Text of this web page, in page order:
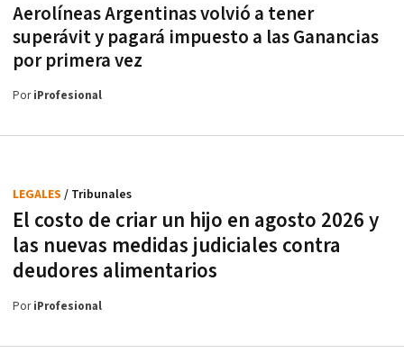
Aerolíneas Argentinas volvió a tener
superávit y pagará impuesto a las Ganancias
por primera vez
PoriProfesional
El costo de criar un hijo en agosto 2026 y
las nuevas medidas judiciales contra
deudores alimentarios
LEGALES / Tribunales
PoriProfesional